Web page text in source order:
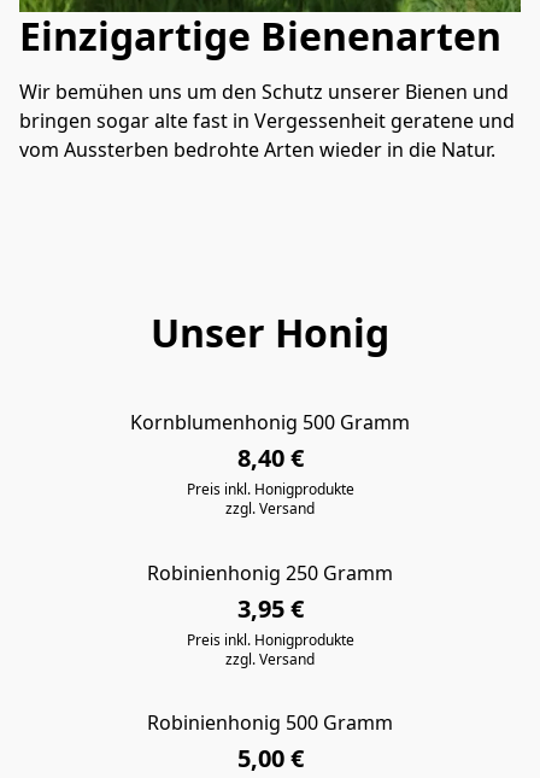
Einzigartige Bienenarten
Wir bemühen uns um den Schutz unserer Bienen und
bringen sogar alte fast in Vergessenheit geratene und
vom Aussterben bedrohte Arten wieder in die Natur.
Unser Honig
Kornblumenhonig 500 Gramm
8,40 €
Preis inkl. Honigprodukte
zzgl. Versand
Robinienhonig 250 Gramm
3,95 €
Preis inkl. Honigprodukte
zzgl. Versand
Robinienhonig 500 Gramm
5,00 €